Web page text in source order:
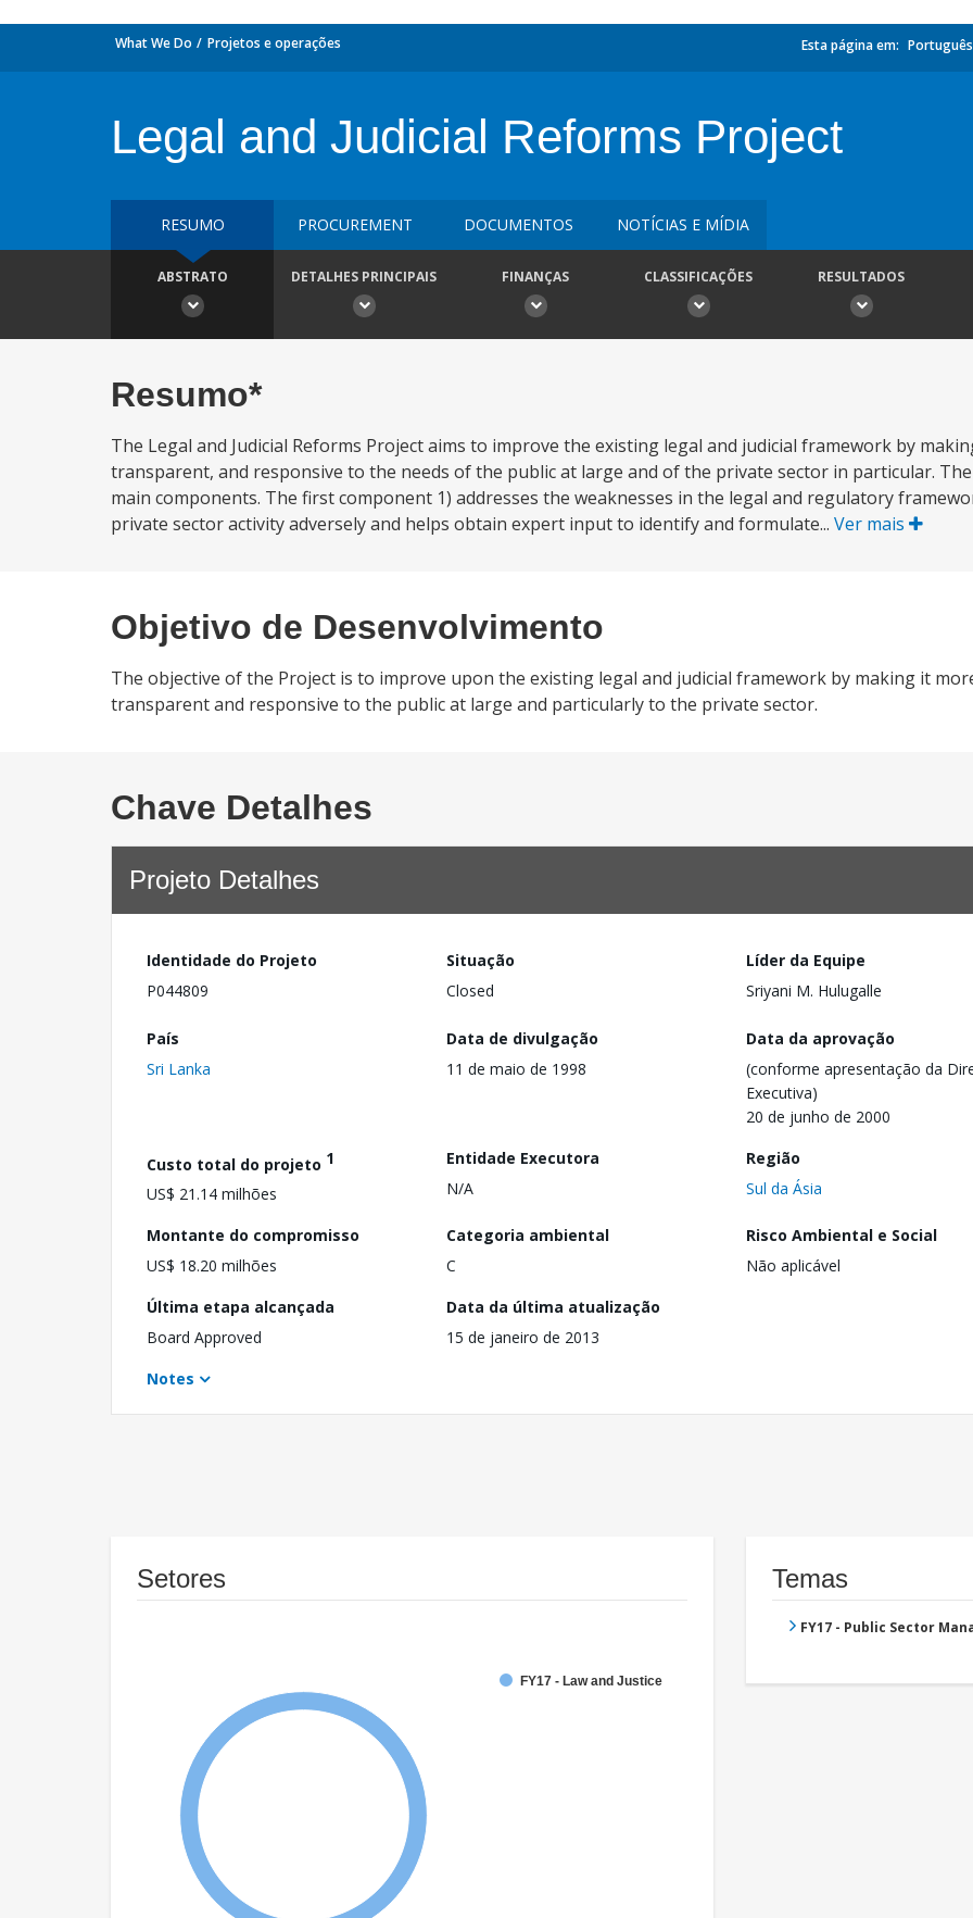
What We Do Projetos e operações Esta página em: Português
Legal and Judicial Reforms Project
RESUMO PROCUREMENT DOCUMENTOS NOTÍCIAS E MÍDIA
ABSTRATO DETALHES PRINCIPAIS FINANÇAS CLASSIFICAÇÕES RESULTADOS
Resumo*
The Legal and Judicial Reforms Project aims to improve the existing legal and judicial framework by
transparent, and responsive to the needs of the public at large and of the private sector in particular.
main components. The first component 1) addresses the weaknesses in the legal and regulatory
private sector activity adversely and helps obtain expert input to identify and formulate... Ver mais
Objetivo de Desenvolvimento
The objective of the Project is to improve upon the existing legal and judicial framework by making it
transparent and responsive to the public at large and particularly to the private sector.
Chave Detalhes
Projeto Detalhes
Identidade do Projeto
P044809
Situação
Closed
Líder da Equipe
Sriyani M. Hulugalle
País
Sri Lanka
Data de divulgação
11 de maio de 1998
Data da aprovação
(conforme apresentação da
Executiva)
20 de junho de 2000
Custo total do projeto 1
US$ 21.14 milhões
Entidade Executora
N/A
Região
Sul da Ásia
Montante do compromisso
US$ 18.20 milhões
Categoria ambiental
C
Risco Ambiental e Social
Não aplicável
Última etapa alcançada
Board Approved
Data da última atualização
15 de janeiro de 2013
Notes
Setores
FY17 - Law and Justice
Temas
FY17 - Public Sector